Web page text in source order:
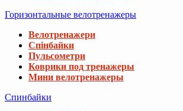
Горизонтальные велотренажеры
Велотренажери
Спінбайки
Пульсометри
Коврики под тренажеры
Мини велотренажеры
Спинбайки